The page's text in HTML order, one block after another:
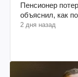
Пенсионер
объяснил, как
2 дня назад